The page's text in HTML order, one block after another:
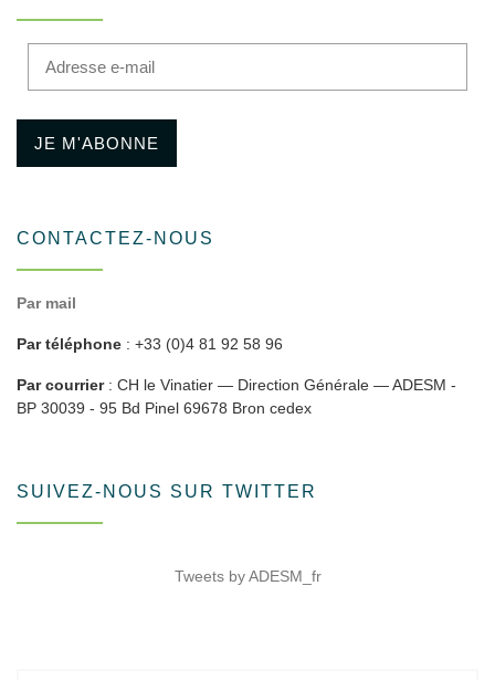
JE M'ABONNE
CONTACTEZ-NOUS
Par mail
Par téléphone : +33 (0)4 81 92 58 96
Par courrier: CH le Vinatier — Direction Générale — ADESM -
BP 30039 - 95 Bd Pinel 69678 Bron cedex
SUIVEZ-NOUS SUR TWITTER
Tweets by ADESM_fr